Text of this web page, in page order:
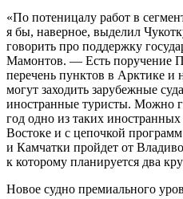
«По потеницалу работ в
я бы, наверное, выделил
говорить про поддержку
Мамонтов. — Есть поручение
перечень пунктов в Арктике и
могут заходить зарубежные
иностранные туристы. Можно
год одно из таких
Востоке и с цепочкой
и Камчатки пройдет от
к которому планируется два
Новое судно премиального